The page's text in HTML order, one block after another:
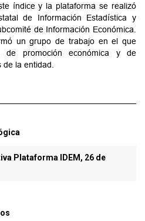
índice y la plataforma se realizó
de Información Estadística y
de Información Económica.
un grupo de trabajo en el que
de promoción económica y de
de la entidad.
Plataforma IDEM, 26 de